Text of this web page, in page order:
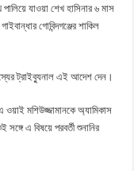
যাওয়া শেখ হাসিনার ৬ মাস
গোবিন্দগঞ্জের শাকিল
ট্রাইব্যুনাল এই আদেশ দেন।
মশিউজ্জামানকে অ্যামিকাস
এ বিষয়ে পরবর্তী শুনানির